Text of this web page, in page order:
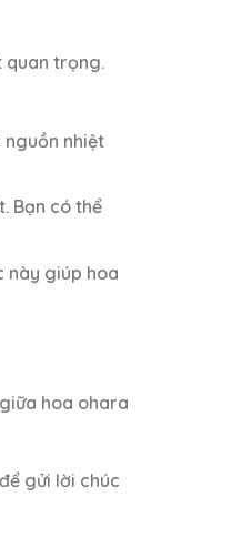
quan trọng.
nhiệt
Bạn có thể
này giúp hoa
hoa ohara
gửi lời chúc